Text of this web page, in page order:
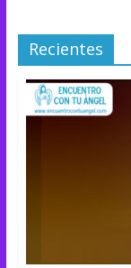
Recientes